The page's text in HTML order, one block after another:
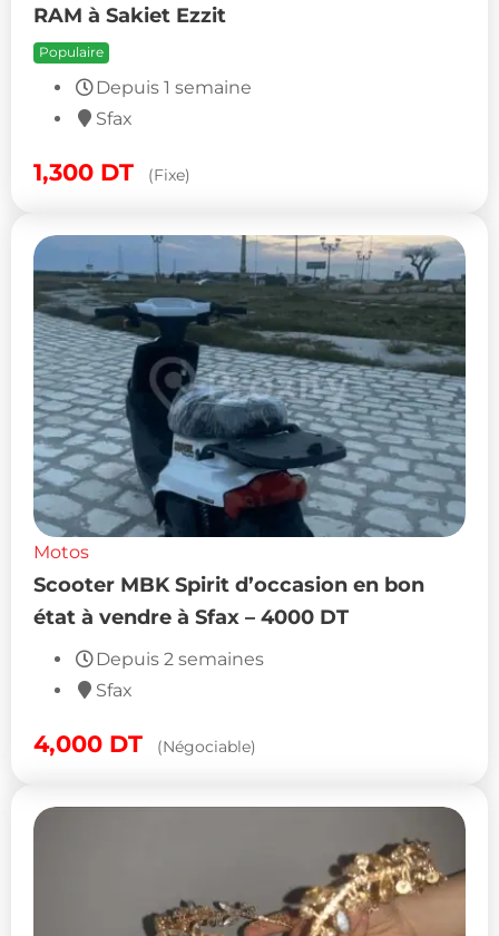
RAM à Sakiet Ezzit
Populaire
Depuis 1 semaine
Sfax
1,300 DT (Fixe)
Motos
Scooter MBK Spirit d’occasion en bon
état à vendre à Sfax – 4000 DT
Depuis 2 semaines
Sfax
4,000 DT (Négociable)